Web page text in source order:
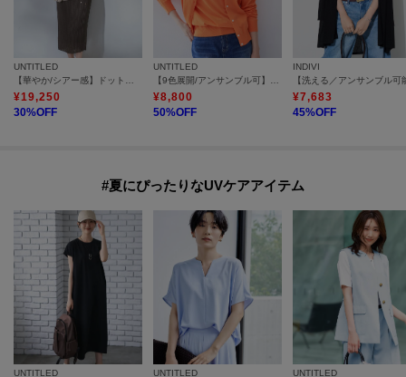
UNTITLED
¥19,250
30%OFF
UNTITLED
¥8,800
50%OFF
INDIVI
¥7,683
45%OFF
#夏にぴったりなUVケアアイテム
UNTITLED UNTITLED UNTITLED